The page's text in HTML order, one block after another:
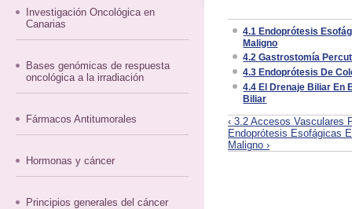
Investigación Oncológica en
Canarias
Bases genómicas de respuesta
oncológica a la irradiación
Fármacos Antitumorales
Hormonas y cáncer
Principios generales del cáncer
4.1 Endoprótesis
Maligno
4.2 Gastrostomía
4.3 Endoprótesis De
4.4 El Drenaje Biliar En
Biliar
‹ 3.2 Accesos Vasculares
Endoprótesis Esofágicas
Maligno ›